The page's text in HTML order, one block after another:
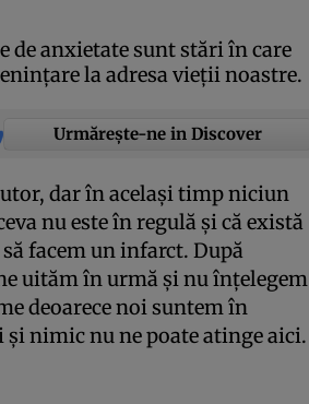
de anxietate sunt stări în care
la adresa vieţii noastre.
Urmărește-ne in Discover
dar în acelaşi timp niciun
nu este în regulă şi că există
facem un infarct. După
uităm în urmă şi nu înţelegem
deoarece noi suntem în
nimic nu ne poate atinge aici.